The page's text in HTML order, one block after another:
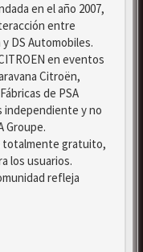
en el año 2007,
entre
DS Automobiles.
en eventos
Citroën,
de PSA
independiente y no
Groupe.
totalmente gratuito,
los usuarios.
refleja